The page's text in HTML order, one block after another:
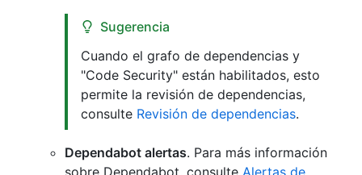
Sugerencia
Cuando el grafo de dependencias y
"Code Security" están habilitados, esto
permite la revisión de dependencias,
consulte Revisión de dependencias.
Dependabot alertas. Para más información
sobre Dependabot, consulte Alertas de